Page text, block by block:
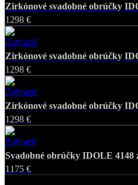
Zirkónové svadobné obrúčky
1298 €
Zobraziť
Zirkónové svadobné obrúčky
1298 €
Zobraziť
Zirkónové svadobné obrúčky
1298 €
Zobraziť
Svadobné obrúčky IDOLE 4148
1175 €